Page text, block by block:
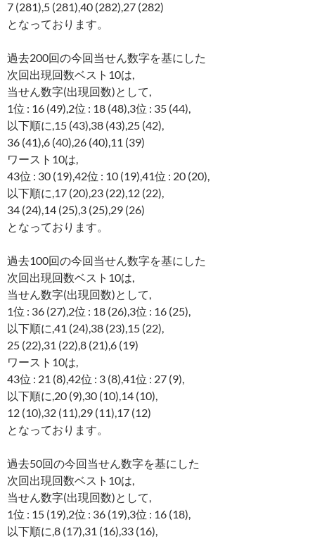
7 (281),5 (281),40 (282),27 (282)
となっております。
過去200回の今回当せん数字を基にした
次回出現回数ベスト10は,
当せん数字(出現回数)として,
1位 : 16 (49),2位 : 18 (48),3位 : 35 (44),
以下順に,15 (43),38 (43),25 (42),
36 (41),6 (40),26 (40),11 (39)
ワースト10は,
43位 : 30 (19),42位 : 10 (19),41位 : 20 (20),
以下順に,17 (20),23 (22),12 (22),
34 (24),14 (25),3 (25),29 (26)
となっております。
過去100回の今回当せん数字を基にした
次回出現回数ベスト10は,
当せん数字(出現回数)として,
1位 : 36 (27),2位 : 18 (26),3位 : 16 (25),
以下順に,41 (24),38 (23),15 (22),
25 (22),31 (22),8 (21),6 (19)
ワースト10は,
43位 : 21 (8),42位 : 3 (8),41位 : 27 (9),
以下順に,20 (9),30 (10),14 (10),
12 (10),32 (11),29 (11),17 (12)
となっております。
過去50回の今回当せん数字を基にした
次回出現回数ベスト10は,
当せん数字(出現回数)として,
1位 : 15 (19),2位 : 36 (19),3位 : 16 (18),
以下順に,8 (17),31 (16),33 (16),